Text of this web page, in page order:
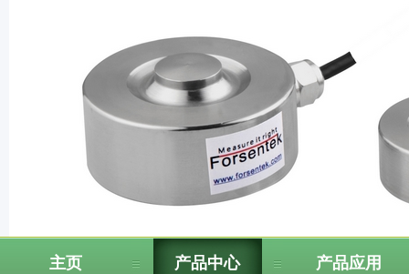
主页 产品中心 产品应用